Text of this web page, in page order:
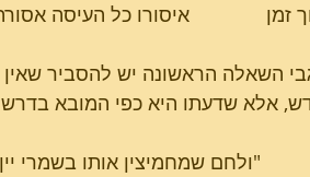
זמן              איסורו כל העיסה
השאלה הראשונה יש להסביר
אלא שדעתו היא כפי המובא
"ולחם שמחמיצין אותו